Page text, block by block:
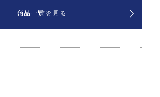
商品一覧を見る